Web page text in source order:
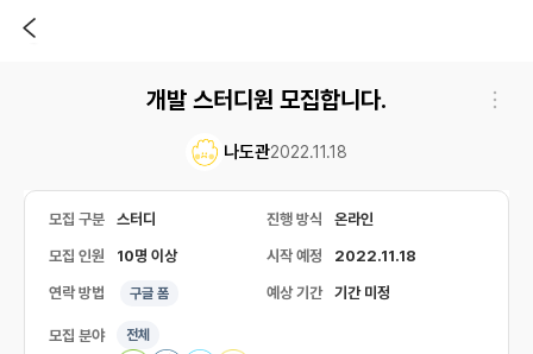
개발 스터디원 모집합니다.
나도관2022.11.18
모집 구분 스터디 진행 방식 온라인
모집 인원 10명 이상 시작 예정 2022.11.18
연락 방법 구글 폼 예상 기간 기간 미정
모집 분야 전체